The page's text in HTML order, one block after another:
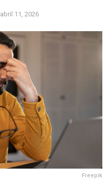
abril 11, 2026
Freepik